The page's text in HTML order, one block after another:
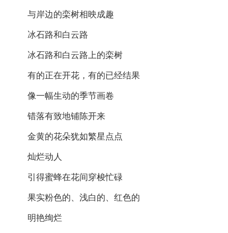
与岸边的栾树相映成趣
冰石路和白云路
冰石路和白云路上的栾树
有的正在开花，有的已经结果
像一幅生动的季节画卷
错落有致地铺陈开来
金黄的花朵犹如繁星点点
灿烂动人
引得蜜蜂在花间穿梭忙碌
果实粉色的、浅白的、红色的
明艳绚烂